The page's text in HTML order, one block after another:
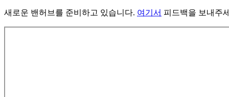
새로운 밴허브를 준비하고 있습니다. 여기서 피드백을 보내주